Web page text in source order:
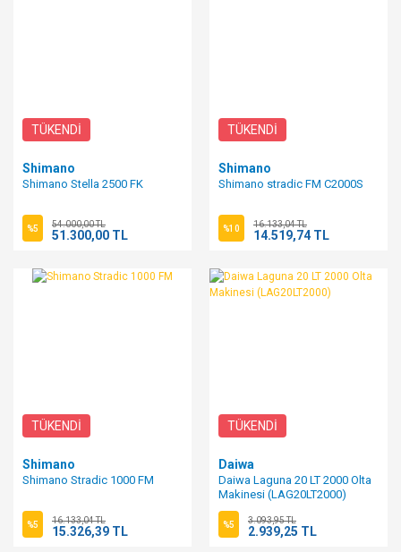
TÜKENDİ
Shimano
Shimano Stella 2500 FK
%5 54.000,00 TL
51.300,00 TL
TÜKENDİ
Shimano
Shimano stradic FM C2000S
%10 16.133,04 TL
14.519,74 TL
TÜKENDİ
Shimano
Shimano Stradic 1000 FM
%5 16.133,04 TL
15.326,39 TL
TÜKENDİ
Daiwa
Daiwa Laguna 20 LT 2000 Olta
Makinesi (LAG20LT2000)
%5 3.093,95 TL
2.939,25 TL